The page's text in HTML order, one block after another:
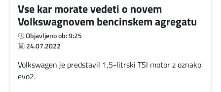
Vse kar morate vedeti o novem
Volkswagnovem bencinskem agregatu
24.07.2022
Objavljeno ob: 9:25
Volkswagen je predstavil 1,5-litrski TSI motor z oznako
evo2.